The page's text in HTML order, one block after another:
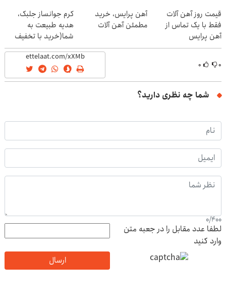
قیمت روز آهن آلات
فقط با یک تماس از
آهن پرایس
آهن پرایس، خرید
مطمئن آهن آلات
کرم جوانساز جلبک،
هدیه طبیعت به
شما(خرید با تخفیف
ویژه)
۰ ۰
شما چه نظری دارید؟
0/400
لطفا عدد مقابل را در جعبه متن
وارد کنید
ارسال